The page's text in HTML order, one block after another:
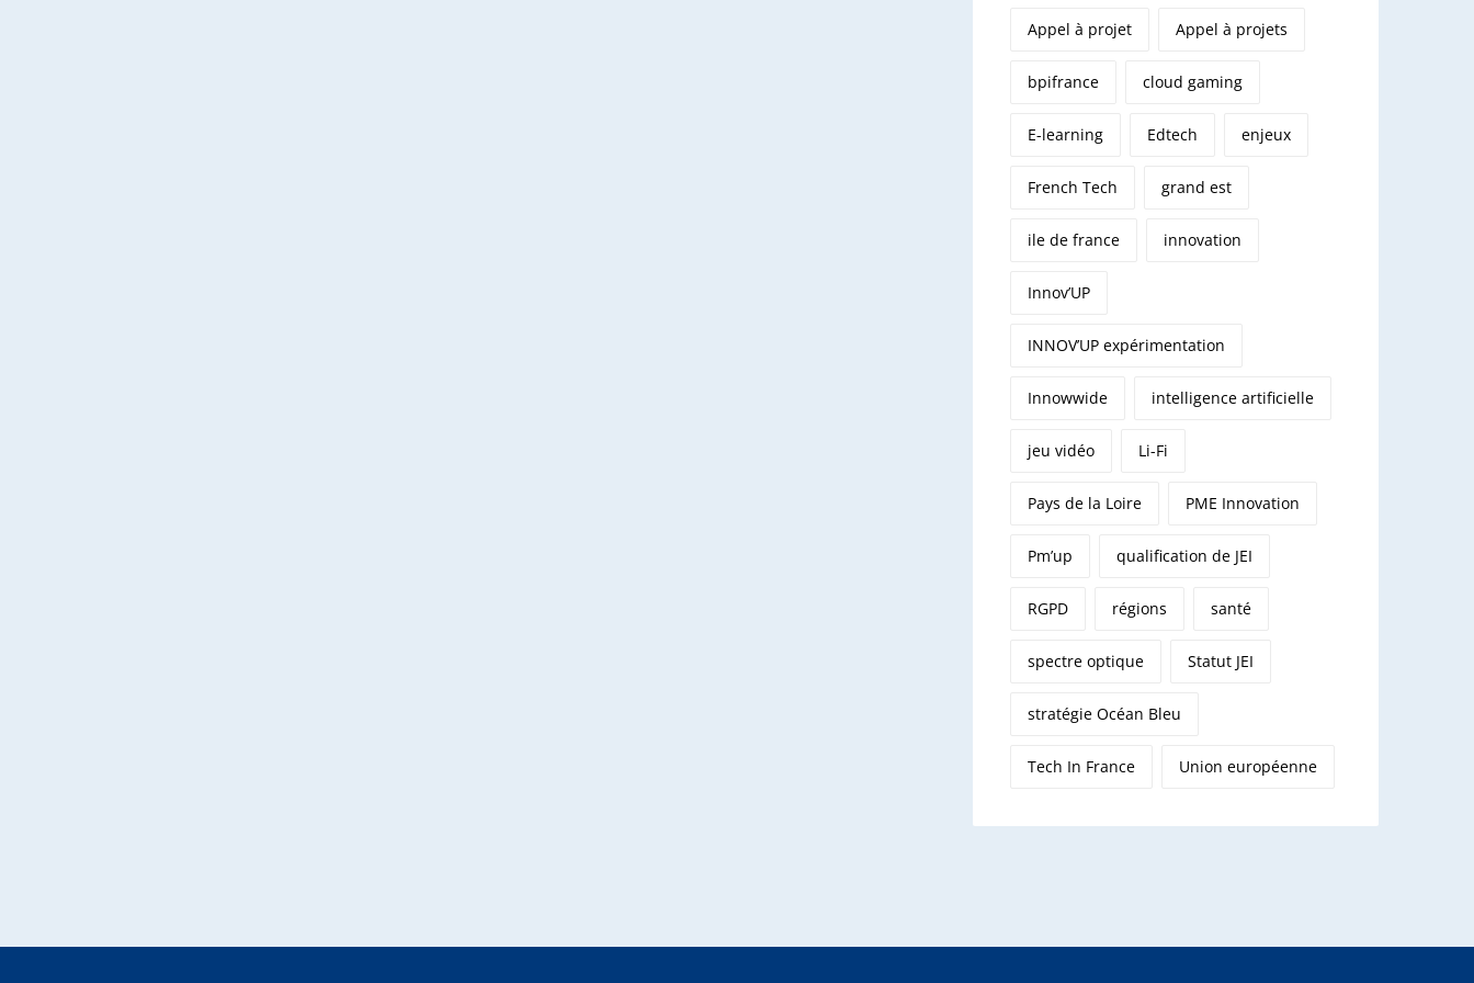
Appel à projet Appel à projets
bpifrance cloud gaming
E-learning Edtech enjeux
French Tech grand est
ile de france innovation
Innov’UP
INNOV’UP expérimentation
Innowwide intelligence artificielle
jeu vidéo Li-Fi
Pays de la Loire PME Innovation
Pm’up qualification de JEI
RGPD régions santé
spectre optique Statut JEI
stratégie Océan Bleu
Tech In France Union européenne